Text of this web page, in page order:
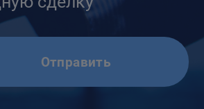
Отправить